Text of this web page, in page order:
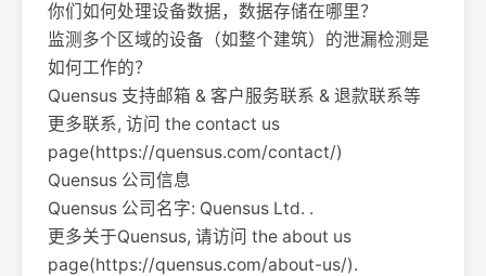
你们如何处理设备数据，数据存储在哪里？
监测多个区域的设备（如整个建筑）的泄漏检测是
如何工作的？
Quensus 支持邮箱 & 客户服务联系 & 退款联系等
更多联系, 访问 the contact us
page(https://quensus.com/contact/)
Quensus 公司信息
Quensus 公司名字: Quensus Ltd. .
更多关于Quensus, 请访问 the about us
page(https://quensus.com/about-us/).